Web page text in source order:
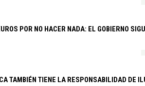
POR NO HACER NADA: EL GOBIERNO
TAMBIÉN TIENE LA RESPONSABILIDAD DE